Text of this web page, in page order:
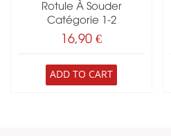
Rotule À Souder
Catégorie 1-2
16,90 €
ADD TO CART